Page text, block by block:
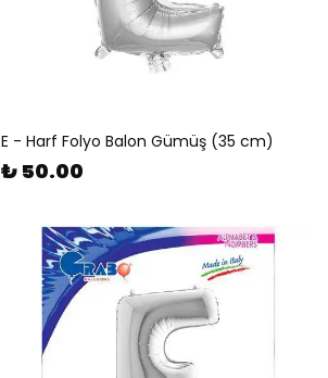
E - Harf Folyo Balon Gümüş (35 cm)
₺ 50.00